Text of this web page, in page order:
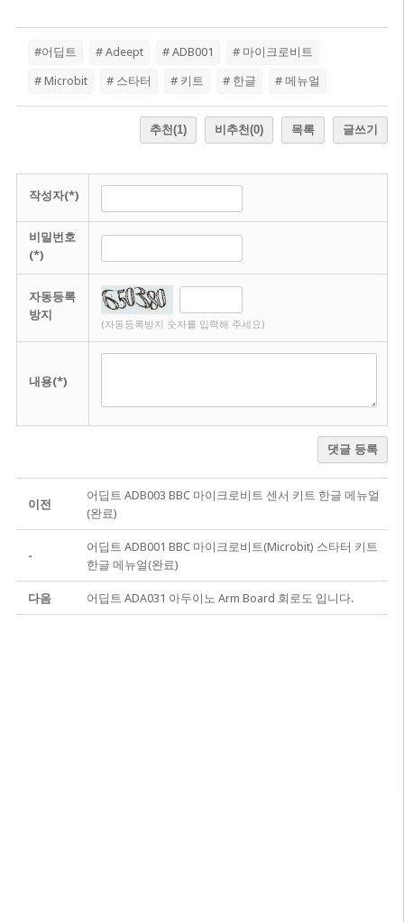
#어딥트 # Adeept # ADB001 # 마이크로비트
# Microbit # 스타터 # 키트 # 한글 # 메뉴얼
추천(1) 비추천(0) 목록 글쓰기
작성자(*)
비밀번호
(*)
자동등록
방지
(자동등록방지 숫자를 입력해 주세요)
내용(*)
댓글 등록
이전
어딥트 ADB003 BBC 마이크로비트 센서 키트 한글 메뉴얼
(완료)
-
어딥트 ADB001 BBC 마이크로비트(Microbit) 스타터 키트
한글 메뉴얼(완료)
다음 어딥트 ADA031 아두이노 Arm Board 회로도 입니다.